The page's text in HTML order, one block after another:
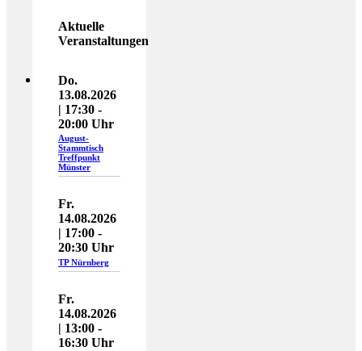
Aktuelle
Veranstaltungen
Do.
13.08.2026
| 17:30 -
20:00 Uhr
August-
Stammtisch
Treffpunkt
Münster
Fr.
14.08.2026
| 17:00 -
20:30 Uhr
TP Nürnberg
Fr.
14.08.2026
| 13:00 -
16:30 Uhr